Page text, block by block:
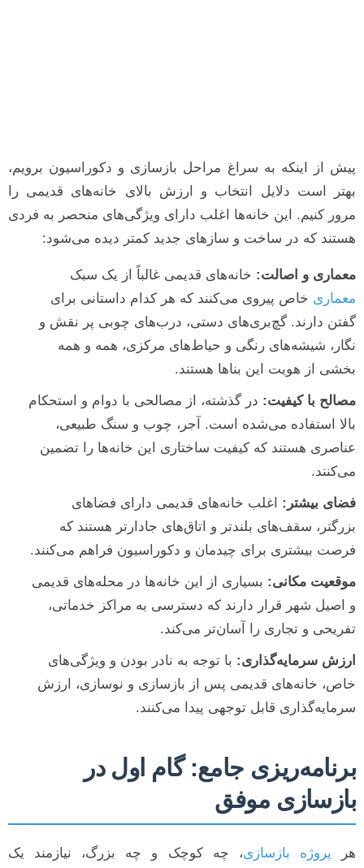
پیش از اینکه به سراغ مراحل بازسازی و دکوراسیون برویم،
بهتر است دلایل انتخاب و ارزش بالای خانه‌های قدیمی را
مرور کنیم. این خانه‌ها اغلب دارای ویژگی‌های منحصر به فردی
هستند که در ساخت و سازهای جدید کمتر دیده می‌شود:
معماری و اصالت: خانه‌های قدیمی غالباً از یک سبک
معماری خاص پیروی می‌کنند که هر کدام داستانی برای
گفتن دارند. گچ‌بری‌های دستی، درب‌های چوبی پر نقش و
نگار، شیشه‌های رنگی و حیاط‌های مرکزی، همه و همه
بخشی از هویت این بناها هستند.
مصالح با کیفیت: در گذشته، از مصالحی با دوام و استحکام
بالا استفاده می‌شده است. آجر، چوب و سنگ طبیعی،
عناصری هستند که کیفیت ساختاری این خانه‌ها را تضمین
می‌کنند.
فضای بیشتر: اغلب خانه‌های قدیمی دارای فضاهای
بزرگتر، سقف‌های بلندتر و اتاق‌های جادارتر هستند که
فرصت بیشتری برای چیدمان و دکوراسیون فراهم می‌کنند.
موقعیت مکانی: بسیاری از این خانه‌ها در محله‌های قدیمی
و اصیل شهر قرار دارند که دسترسی به مراکز خدماتی،
تفریحی و تجاری را آسان‌تر می‌کند.
ارزش سرمایه‌گذاری: با توجه به نادر بودن و ویژگی‌های
خاص، خانه‌های قدیمی پس از بازسازی و نوسازی، ارزش
سرمایه‌گذاری قابل توجهی پیدا می‌کنند.
برنامه‌ریزی جامع: گام اول در
بازسازی موفق
هر پروژه بازسازی، چه کوچک و چه بزرگ، نیازمند یک